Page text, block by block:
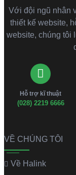
Với đội ngũ nhân
thiết kế website,
website, chúng tôi
Hỗ trợ kĩ thuật
(028) 2219 6666
VỀ CHÚNG TÔI
Về Halink